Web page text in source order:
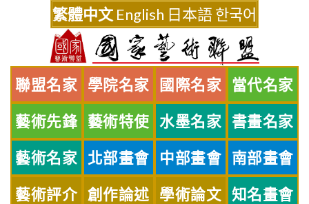
繁體中文 English 日本語한국어
聯盟名家 學院名家 國際名家 當代名家
藝術先鋒 藝術特使 水墨名家 書畫名家
藝術名家 北部畫會 中部畫會 南部畫會
藝術評介 創作論述 學術論文 知名畫會